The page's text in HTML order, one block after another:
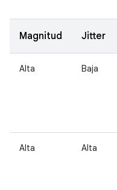
Magnitud Jitter
Alta Baja
Alta Alta